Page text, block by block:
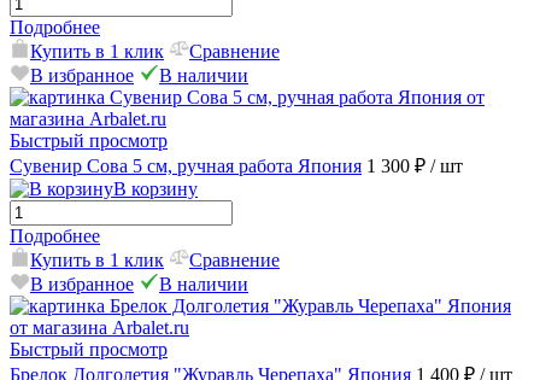
Подробнее
Купить в 1 клик
Сравнение
В избранное
В наличии
Быстрый просмотр
Сувенир Сова 5 см, ручная работа Япония 1 300 ₽ / шт
В корзину
Подробнее
Купить в 1 клик
Сравнение
В избранное
В наличии
Быстрый просмотр
Брелок Долголетия "Журавль Черепаха" Япония 1 400 ₽ / шт